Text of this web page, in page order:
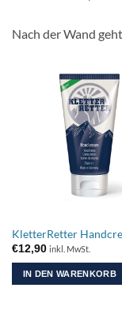
Nach der Wand
KletterRetter
€12,90 inkl. MwSt.
IN DEN WARENKORB